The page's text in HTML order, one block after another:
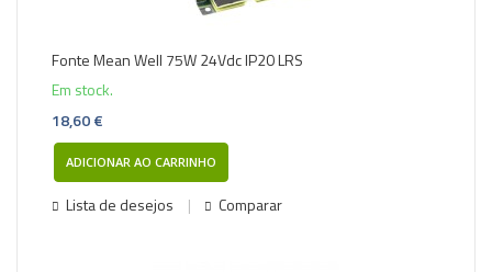
Fonte Mean Well 75W 24Vdc IP20 LRS
Em stock.
18,60 €
ADICIONAR AO CARRINHO
Lista de desejos Comparar